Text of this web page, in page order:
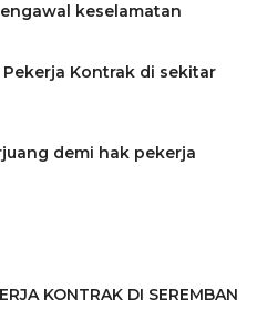
keselamatan
Pekerja Kontrak di sekitar
demi hak pekerja
KONTRAK DI SEREMBAN